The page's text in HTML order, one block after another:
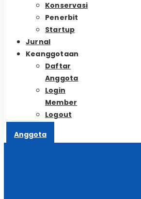
Konservasi
Penerbit
Startup
Jurnal
Keanggotaan
Daftar
Anggota
Login
Member
Logout
Anggota